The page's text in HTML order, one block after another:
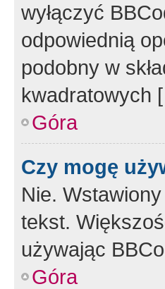
wyłączyć
odpowiednią
podobny w
kwadratowych
Góra
Czy mogę
Nie.
tekst.
używając
Góra